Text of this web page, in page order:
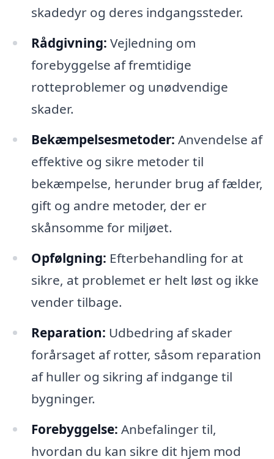
skadedyr og deres indgangssteder.
Rådgivning: Vejledning om
forebyggelse af fremtidige
rotteproblemer og unødvendige
skader.
Bekæmpelsesmetoder: Anvendelse af
effektive og sikre metoder til
bekæmpelse, herunder brug af fælder,
gift og andre metoder, der er
skånsomme for miljøet.
Opfølgning: Efterbehandling for at
sikre, at problemet er helt løst og ikke
vender tilbage.
Reparation: Udbedring af skader
forårsaget af rotter, såsom reparation
af huller og sikring af indgange til
bygninger.
Forebyggelse: Anbefalinger til,
hvordan du kan sikre dit hjem mod